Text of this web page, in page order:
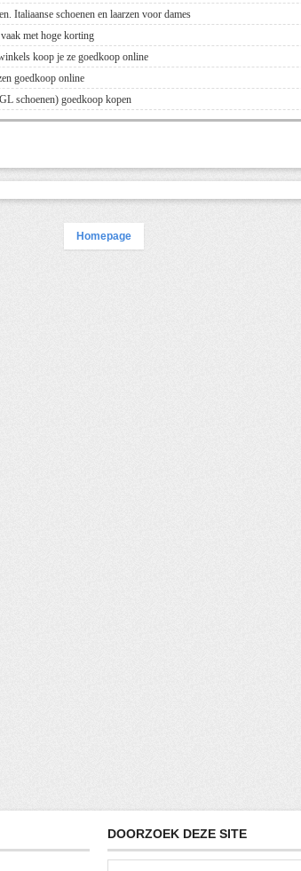
Italiaanse schoenen en laarzen voor dames
met hoge korting
koop je ze goedkoop online
goedkoop online
schoenen) goedkoop kopen
Homepage
DOORZOEK DEZE SITE